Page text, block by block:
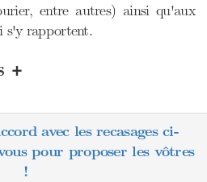
entre autres) ainsi qu'aux
s'y rapportent.
+
avec les recasages ci-
pour proposer les vôtres
!